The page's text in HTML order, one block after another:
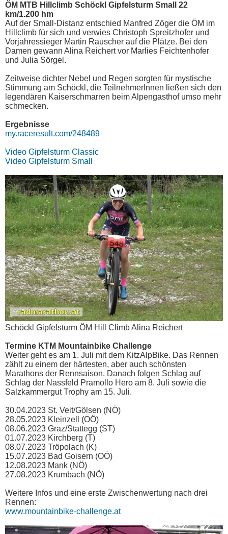
ÖM MTB Hillclimb Schöckl Gipfelsturm Small 22
km/1.200 hm
Auf der Small-Distanz entschied Manfred Zöger die ÖM im
Hillclimb für sich und verwies Christoph Spreitzhofer und
Vorjahressieger Martin Rauscher auf die Plätze. Bei den
Damen gewann Alina Reichert vor Marlies Feichtenhofer
und Julia Sörgel.
Zeitweise dichter Nebel und Regen sorgten für mystische
Stimmung am Schöckl, die TeilnehmerInnen ließen sich den
legendären Kaiserschmarren beim Alpengasthof umso mehr
schmecken.
Ergebnisse
my.raceresult.com/248489
Video Gipfelsturm Classic
Video Gipfelsturm Small
Schöckl Gipfelsturm ÖM Hill Climb Alina Reichert
Termine KTM Mountainbike Challenge
Weiter geht es am 1. Juli mit dem KitzAlpBike. Das Rennen
zählt zu einem der härtesten, aber auch schönsten
Marathons der Rennsaison. Danach folgen Schlag auf
Schlag der Nassfeld Pramollo Hero am 8. Juli sowie die
Salzkammergut Trophy am 15. Juli.
30.04.2023 St. Veit/Gölsen (NÖ)
28.05.2023 Kleinzell (OÖ)
08.06.2023 Graz/Stattegg (ST)
01.07.2023 Kirchberg (T)
08.07.2023 Tröpolach (K)
15.07.2023 Bad Goisern (OÖ)
12.08.2023 Mank (NÖ)
27.08.2023 Krumbach (NÖ)
Weitere Infos und eine erste Zwischenwertung nach drei
Rennen:
www.mountainbike-challenge.at